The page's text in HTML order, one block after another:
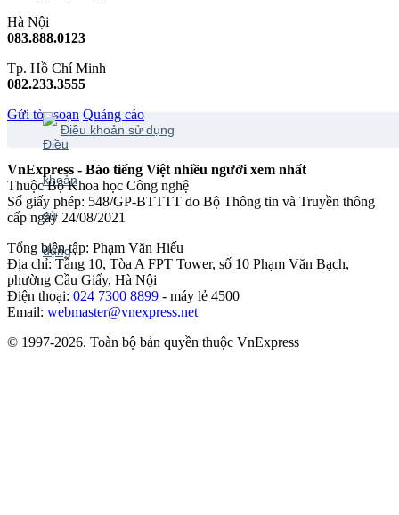
Hà Nội
083.888.0123
Tp. Hồ Chí Minh
082.233.3555
Gửi tòa soạn Quảng cáo
Điều khoản sử dụng
VnExpress - Báo tiếng Việt nhiều người xem nhất
Thuộc Bộ Khoa học Công nghệ
Số giấy phép: 548/GP-BTTTT do Bộ Thông tin và Truyền thông
cấp ngày 24/08/2021
Tổng biên tập: Phạm Văn Hiếu
Địa chỉ: Tầng 10, Tòa A FPT Tower, số 10 Phạm Văn Bạch,
phường Cầu Giấy, Hà Nội
Điện thoại: 024 7300 8899 - máy lẻ 4500
Email: webmaster@vnexpress.net
© 1997-2026. Toàn bộ bản quyền thuộc VnExpress